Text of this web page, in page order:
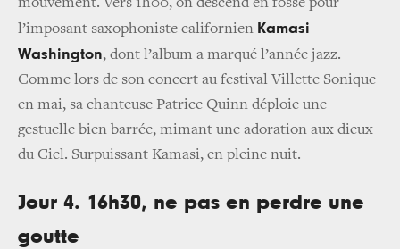
mouvement. Vers 1h00, on descend en fosse pour
l’imposant saxophoniste californien Kamasi
Washington, dont l’album a marqué l’année jazz.
Comme lors de son concert au festival Villette Sonique
en mai, sa chanteuse Patrice Quinn déploie une
gestuelle bien barrée, mimant une adoration aux dieux
du Ciel. Surpuissant Kamasi, en pleine nuit.
Jour 4. 16h30, ne pas en perdre une
goutte